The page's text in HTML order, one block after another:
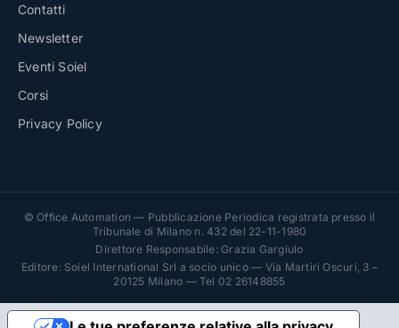
Contatti
Newsletter
Eventi Soiel
Corsi
Privacy Policy
© Office Automation — Pubblicazione Periodica registrata presso il
Tribunale di Milano n. 432 del 22-11-1980
Direttore Responsabile: Grazia Gargiulo
Editore: Soiel International Srl a socio unico — Via Martiri Oscuri, 3 –
20125 Milano — Tel 02 26148855